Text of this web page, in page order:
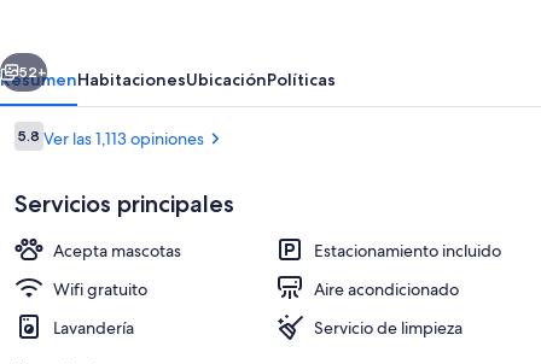
-
West
Palm
FL
Escritorio, tabla de planchar con
Siguiente
52+
ResumenHabitacionesUbicaciónPolíticas
Opiniones
5.85.8 de 10,
Ver las 1,113 opiniones
Servicios principales
Acepta mascotas
Estacionamiento incluido
Wifi gratuito
Aire acondicionado
Lavandería
Servicio de limpieza